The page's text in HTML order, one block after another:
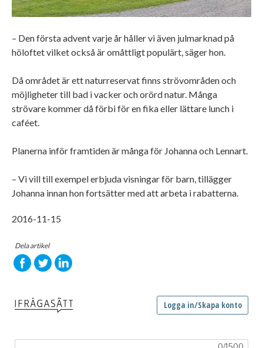
– Den första advent varje år håller vi även julmarknad på
höloftet vilket också är omåttligt populärt, säger hon.
Då området är ett naturreservat finns strövområden och
möjligheter till bad i vacker och orörd natur. Många
strövare kommer då förbi för en fika eller lättare lunch i
caféet.
Planerna inför framtiden är många för Johanna och Lennart.
– Vi vill till exempel erbjuda visningar för barn, tillägger
Johanna innan hon fortsätter med att arbeta i rabatterna.
2016-11-15
Dela artikel